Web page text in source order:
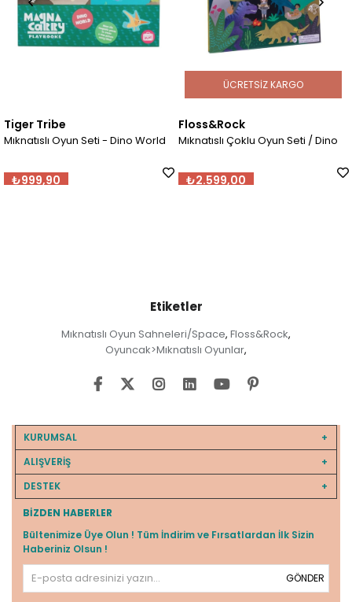
Tiger Tribe
Mıknatıslı Oyun Seti - Dino World
₺999,90
Floss&Rock
Mıknatıslı Çoklu Oyun Seti / Dino
₺2.599,00
ÜCRETSIZ KARGO
Etiketler
Mıknatıslı Oyun Sahneleri/Space, Floss&Rock,
Oyuncak>Mıknatıslı Oyunlar,
KURUMSAL
ALIŞVERİŞ
DESTEK
BIZDEN HABERLER
Bültenimize Üye Olun ! Tüm İndirim ve Fırsatlardan İlk Sizin
Haberiniz Olsun !
GÖNDER